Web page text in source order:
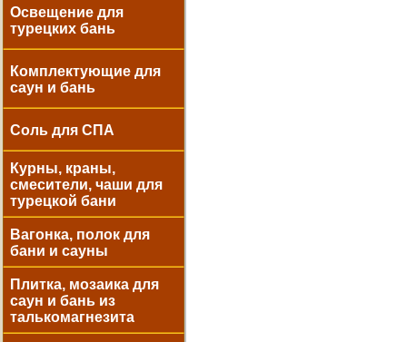
Освещение для
турецких бань
Комплектующие для
саун и бань
Соль для СПА
Курны, краны,
смесители, чаши для
турецкой бани
Вагонка, полок для
бани и сауны
Плитка, мозаика для
саун и бань из
талькомагнезита